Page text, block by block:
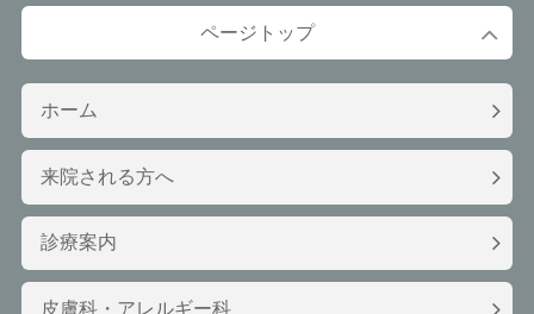
ページトップ
ホーム
来院される方へ
診療案内
皮膚科・アレルギー科